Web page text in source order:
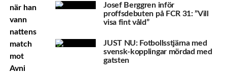
när han
vann
nattens
match
mot
Avni
Josef Berggren inför
proffsdebuten på FCR 31: ”Vill
visa fint våld”
JUST NU: Fotbollsstjärna med
svensk-kopplingar mördad med
gatsten